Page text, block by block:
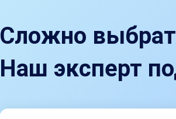
Сложно
Наш эксперт